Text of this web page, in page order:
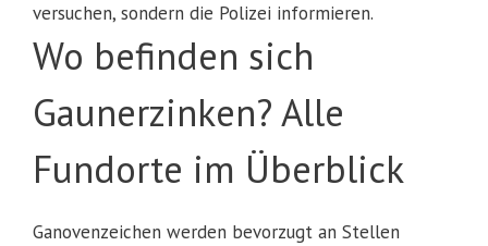
versuchen, sondern die Polizei informieren.
Wo befinden sich
Gaunerzinken? Alle
Fundorte im Überblick
Ganovenzeichen werden bevorzugt an Stellen